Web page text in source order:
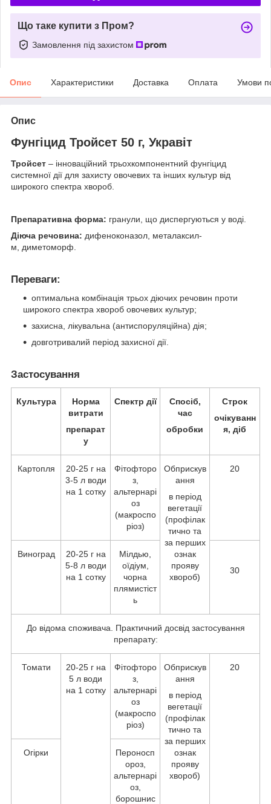
Що таке купити з Пром?
Замовлення під захистом
Опис Характеристики Доставка Оплата Умови
Опис
Фунгіцид Тройсет 50 г, Укравіт
Тройсет – інноваційний трьохкомпонентний фунгіцид
системної дії для захисту овочевих та інших культур від
широкого спектра хвороб.
Препаративна форма: гранули, що диспергуються у воді.
Діюча речовина: дифеноконазол, металаксил-
м, диметоморф.
Переваги:
оптимальна комбінація трьох діючих речовин проти
широкого спектра хвороб овочевих культур;
захисна, лікувальна (антиспоруляційна) дія;
довготривалий період захисної дії.
Застосування
Культура
Норма
витрати
препарат
у
Спектр дії
Спосіб,
час
обробки
Строк
очікуванн
я, діб
Картопля
20-25 г на
3-5 л води
на 1 сотку
Фітофторо
з,
альтернарі
оз
(макроспо
ріоз)
Обприскув
ання
в період
вегетації
(профілак
тично та
за перших
ознак
прояву
хвороб)
20
Виноград
20-25 г на
5-8 л води
на 1 сотку
Мілдью,
оїдіум,
чорна
плямистіст
ь
30
До відома споживача. Практичний досвід застосування
препарату:
Томати
20-25 г на
5 л води
на 1 сотку
Фітофторо
з,
альтернарі
оз
(макроспо
ріоз)
Обприскув
ання
в період
вегетації
(профілак
тично та
за перших
ознак
прояву
хвороб)
20
Огірки
Пероносп
ороз,
альтернарі
оз,
борошнис